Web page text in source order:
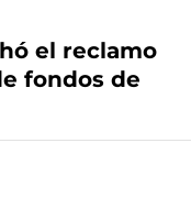
el reclamo
fondos de